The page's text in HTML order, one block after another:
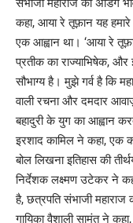
कहा, आया रे तूफ़ान यह हमारे
एक आह्वान था। ‘आया रे
प्रतीक का राज्याभिषेक,
सौभाग्य है। मुझे गर्व है कि
वाली रचना और दमदार
बहादुरी के युग का आह्वान
इरशाद कामिल ने कहा, एक
बोल लिखना इतिहास की
निर्देशक लक्ष्मण उटेकर ने
है, छत्रपति संभाजी
गायिका वैशाली सामंत ने